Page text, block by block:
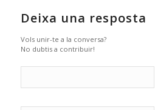
Deixa una resposta
Vols unir-te a la conversa?
No dubtis a contribuir!